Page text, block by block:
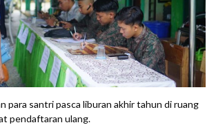
para santri pasca liburan akhir tahun di ruang
pendaftaran ulang.